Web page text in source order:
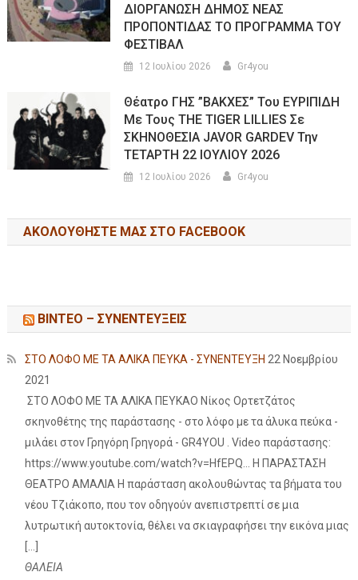
ΔΙΟΡΓΑΝΩΣΗ ΔΗΜΟΣ ΝΕΑΣ
ΠΡΟΠΟΝΤΙΔΑΣ ΤΟ ΠΡΟΓΡΑΜΜΑ ΤΟΥ
ΦΕΣΤΙΒΑΛ
12 Ιουλίου 2026 Gr4you
Θέατρο ΓΗΣ ”ΒΑΚΧΕΣ” Του ΕΥΡΙΠΙΔΗ
Με Τους THE TIGER LILLIES Σε
ΣΚΗΝΟΘΕΣΙΑ JAVOR GARDEV Την
ΤΕΤΑΡΤΗ 22 ΙΟΥΛΙΟΥ 2026
12 Ιουλίου 2026 Gr4you
ΑΚΟΛΟΥΘΉΣΤΕ ΜΑΣ ΣΤΟ FACEBOOK
ΒΙΝΤΕΟ – ΣΥΝΕΝΤΕΥΞΕΙΣ
ΣΤΟ ΛΟΦΟ ΜΕ ΤΑ ΑΛΙΚΑ ΠΕΥΚΑ - ΣΥΝΕΝΤΕΥΞΗ 22 Νοεμβρίου
2021
ΣΤΟ ΛΟΦΟ ΜΕ ΤΑ ΑΛΙΚΑ ΠΕΥΚΑΟ Νίκος Ορτετζάτος
σκηνοθέτης της παράστασης - στο λόφο με τα άλυκα πεύκα -
μιλάει στον Γρηγόρη Γρηγορά - GR4YOU . Video παράστασης:
https://www.youtube.com/watch?v=HfEPQ... Η ΠΑΡΑΣΤΑΣΗ
ΘΕΑΤΡΟ ΑΜΑΛΙΑ Η παράσταση ακολουθώντας τα βήματα του
νέου Τζιάκοπο, που τον οδηγούν ανεπιστρεπτί σε μια
λυτρωτική αυτοκτονία, θέλει να σκιαγραφήσει την εικόνα μιας
ΘΑΛΕΙΑ